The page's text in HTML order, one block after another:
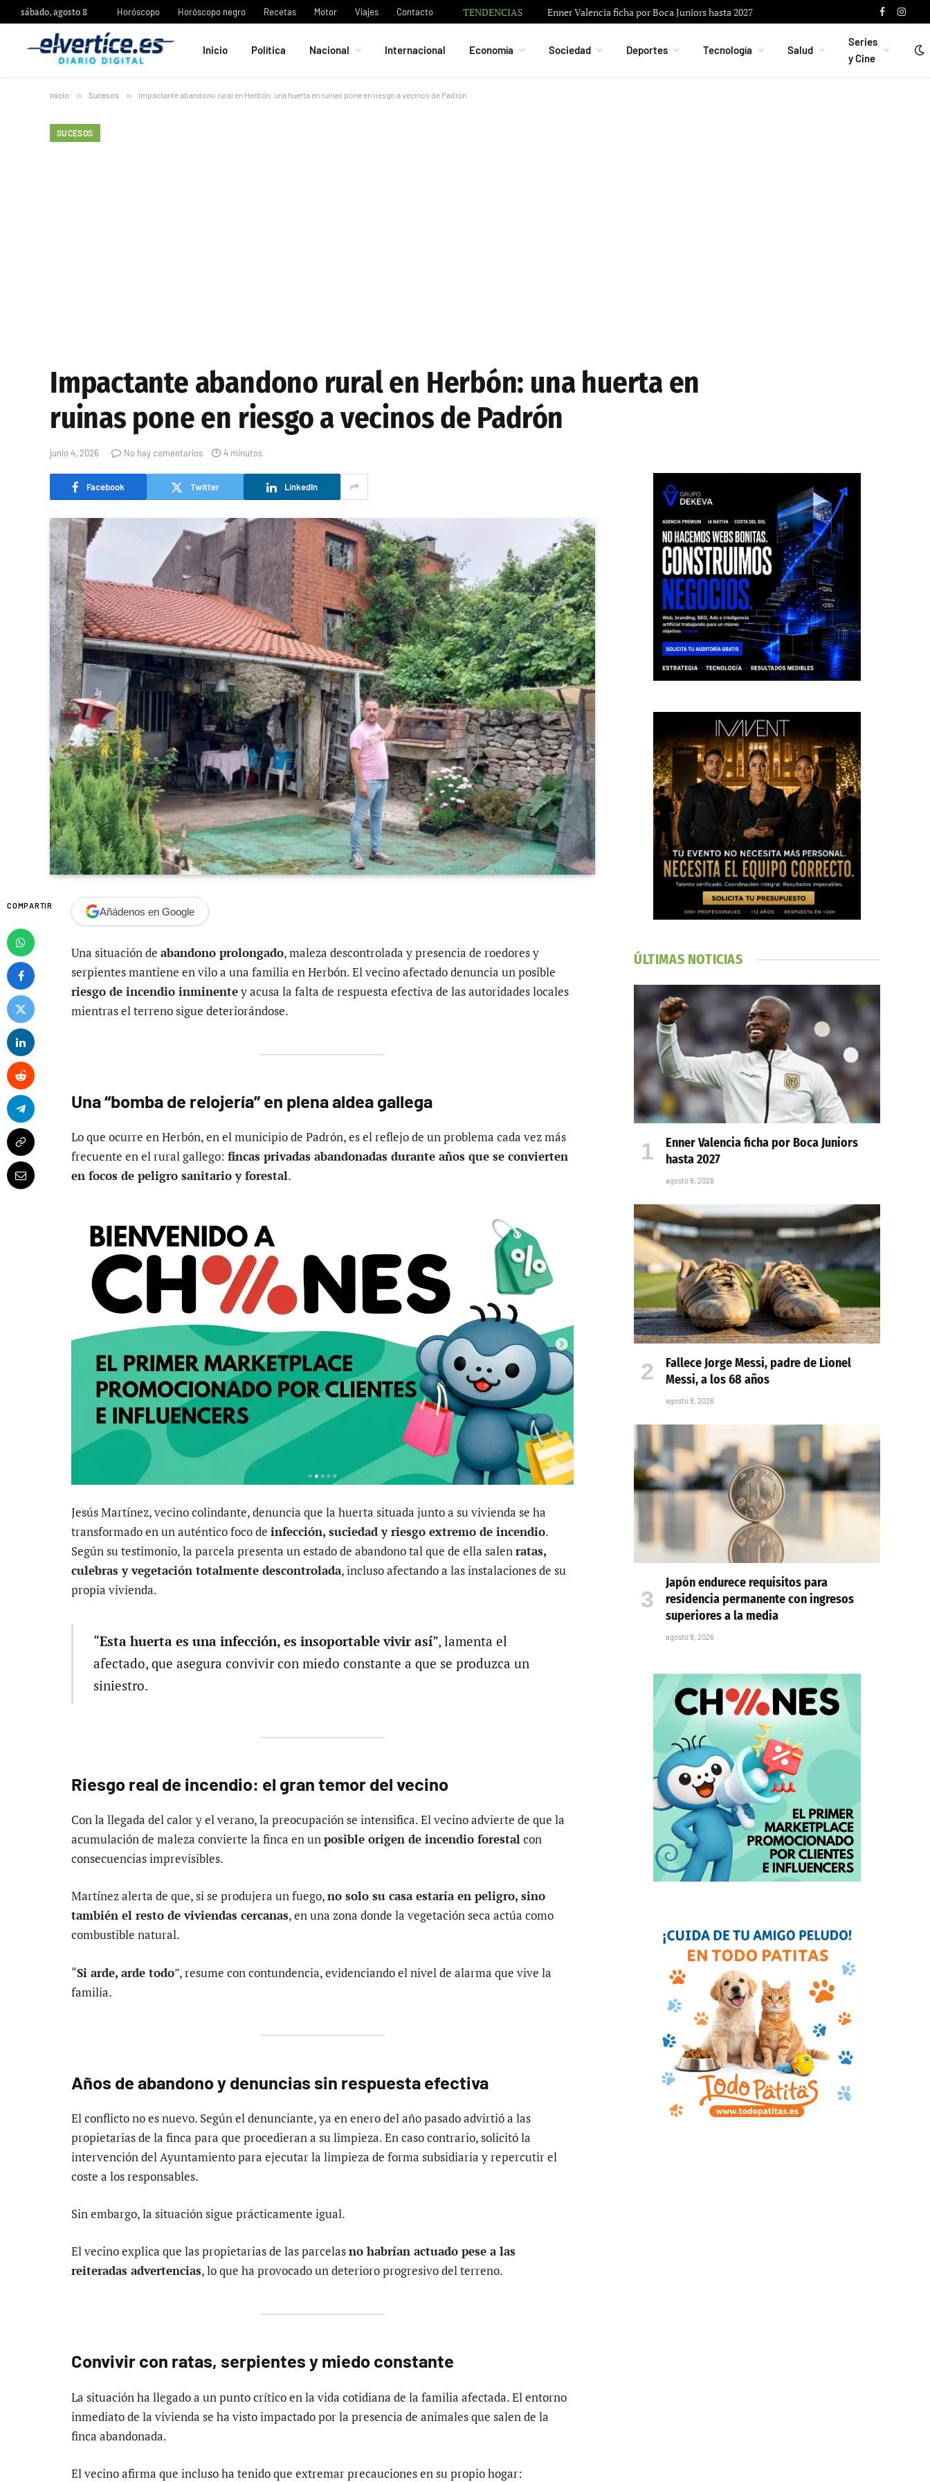
sábado, agosto 8 Horóscopo Horóscopo negro Recetas Motor Viajes Contacto TENDENCIAS Fallece Jorge Messi, padre de Lionel Messi, a los 68 años Facebook
Inicio Política Nacional Internacional Economía Sociedad Deportes Tecnología Salud
Series
y Cine
Inicio » Sucesos » Impactante abandono rural en Herbón: una huerta en ruinas pone en riesgo a vecinos de Padrón
SUCESOS
Impactante abandono rural en Herbón: una huerta en
ruinas pone en riesgo a vecinos de Padrón
junio 4, 2026 No hay comentarios 4 minutos
Facebook Twitter LinkedIn
COMPARTIR Añádenos en Google
Una situación de abandono prolongado, maleza descontrolada y presencia de roedores y
serpientes mantiene en vilo a una familia en Herbón. El vecino afectado denuncia un posible
riesgo de incendio inminentey acusa la falta de respuesta efectiva de las autoridades locales
mientras el terreno sigue deteriorándose.
Una “bomba de relojería” en plena aldea gallega
Lo que ocurre en Herbón, en el municipio de Padrón, es el reflejo de un problema cada vez más
frecuente en el rural gallego: fincas privadas abandonadas durante años que se convierten
en focos de peligro sanitario y forestal.
Jesús Martínez, vecino colindante, denuncia que la huerta situada junto a su vivienda se ha
transformado en un auténtico foco de infección, suciedad y riesgo extremo de incendio.
Según su testimonio, la parcela presenta un estado de abandono tal que de ella salenratas,
culebras y vegetación totalmente descontrolada, incluso afectando a las instalaciones de su
propia vivienda.
“Esta huerta es una infección, es insoportable vivir así”, lamenta el
afectado, que asegura convivir con miedo constante a que se produzca un
siniestro.
Riesgo real de incendio: el gran temor del vecino
Con la llegada del calor y el verano, la preocupación se intensifica. El vecino advierte de que la
acumulación de maleza convierte la finca en unposible origen de incendio forestalcon
consecuencias imprevisibles.
Martínez alerta de que, si se produjera un fuego,no solo su casa estaría en peligro, sino
también el resto de viviendas cercanas, en una zona donde la vegetación seca actúa como
combustible natural.
“Si arde, arde todo”, resume con contundencia, evidenciando el nivel de alarma que vive la
familia.
Años de abandono y denuncias sin respuesta efectiva
El conflicto no es nuevo. Según el denunciante, ya en enero del año pasado advirtió a las
propietarias de la finca para que procedieran a su limpieza. En caso contrario, solicitó la
intervención del Ayuntamiento para ejecutar la limpieza de forma subsidiaria y repercutir el
coste a los responsables.
Sin embargo, la situación sigue prácticamente igual.
El vecino explica que las propietarias de las parcelasno habrían actuado pese a las
reiteradas advertencias, lo que ha provocado un deterioro progresivo del terreno.
Convivir con ratas, serpientes y miedo constante
La situación ha llegado a un punto crítico en la vida cotidiana de la familia afectada. El entorno
inmediato de la vivienda se ha visto impactado por la presencia de animales que salen de la
finca abandonada.
El vecino afirma que incluso ha tenido que extremar precauciones en su propio hogar:
ÚLTIMAS NOTICIAS
Enner Valencia ficha por Boca Juniors
hasta 2027
agosto 8, 2026
Fallece Jorge Messi, padre de Lionel
Messi, a los 68 años
agosto 8, 2026
Japón endurece requisitos para
residencia permanente con ingresos
superiores a la media
agosto 8, 2026